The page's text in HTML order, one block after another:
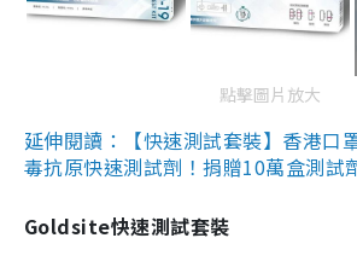
點擊圖片放大
延伸閱讀：【快速測試套裝】香港口
毒抗原快速測試劑！捐贈10萬盒測試
Goldsite快速測試套裝